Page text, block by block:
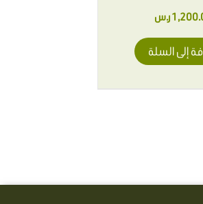
ر.س
إلى السلة